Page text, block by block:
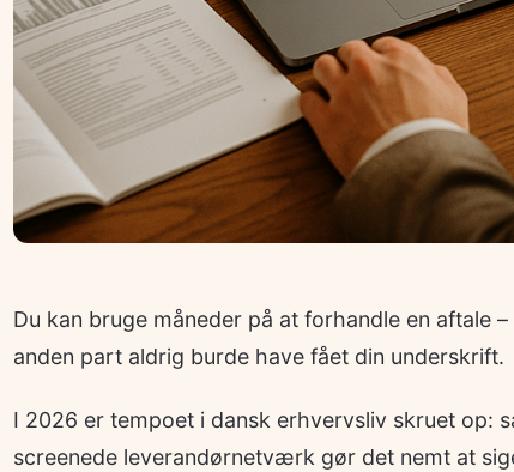
Du kan bruge måneder på at forhandle en aftale
anden part aldrig burde have fået din underskrift.
I 2026 er tempoet i dansk erhvervsliv skruet op:
screenede leverandørnetværk gør det nemt at